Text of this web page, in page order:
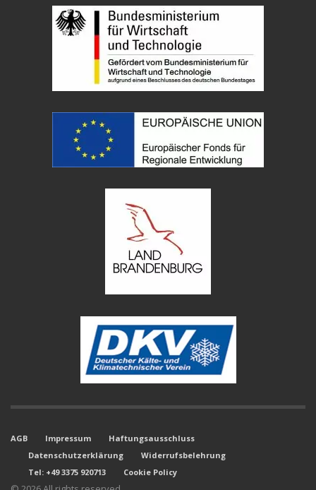
Varianten
Produktseite
Varianten
auf.
Die
Optionen
auf
der
Produktseite
gewählt
AGB Impressum
Haftungsausschluss
Datenschutzerklärung
Widerrufsbelehrung
Tel: +49 3375 920713
Cookie Policy